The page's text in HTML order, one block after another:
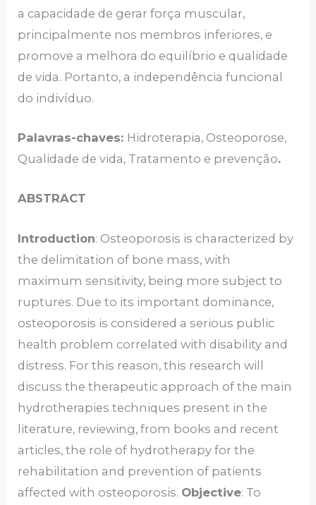
a capacidade de gerar força muscular,
principalmente nos membros inferiores, e
promove a melhora do equilíbrio e qualidade
de vida. Portanto, a independência funcional
do indivíduo.
Palavras-chaves: Hidroterapia, Osteoporose,
Qualidade de vida, Tratamento e prevenção.
ABSTRACT
Introduction: Osteoporosis is characterized by
the delimitation of bone mass, with
maximum sensitivity, being more subject to
ruptures. Due to its important dominance,
osteoporosis is considered a serious public
health problem correlated with disability and
distress. For this reason, this research will
discuss the therapeutic approach of the main
hydrotherapies techniques present in the
literature, reviewing, from books and recent
articles, the role of hydrotherapy for the
rehabilitation and prevention of patients
affected with osteoporosis. Objective: To